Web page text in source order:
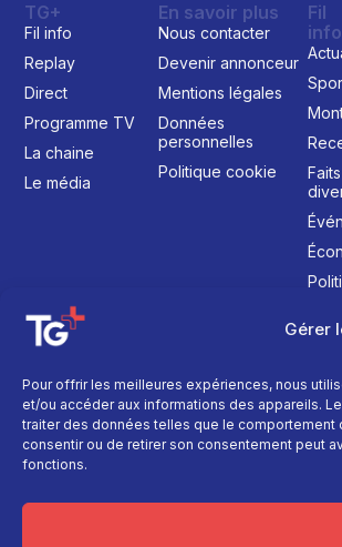
Gérer
Pour offrir les meilleures expériences, nous
et/ou accéder aux informations des appareils.
traiter des données telles que le comportement
consentir ou de retirer son consentement peut
fonctions.
TG+
Fil info
Replay
Direct
Programme TV
La chaine
Le média
En savoir plus
Nous contacter
Devenir annonceur
Mentions légales
Données
personnelles
Politique cookie
Fil
info
Faits